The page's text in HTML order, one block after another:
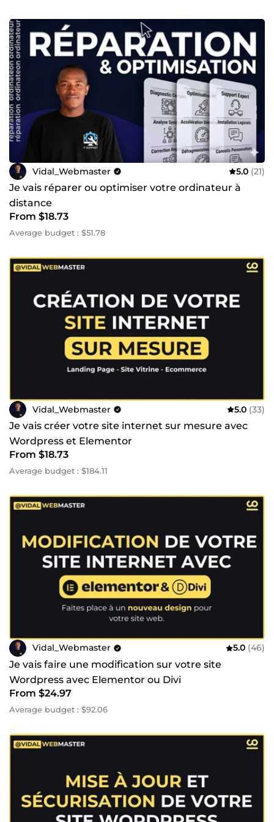
✔️ Shopify
✔️ HTML/CSS/PHP
✔️ Assistance informatique
✔️ Emailing
Si vous avez un nouveau projet à lancer ou des défis à
relever dans votre entreprise, n'hésitez pas à me
contacter, je me ferai un plaisir de vous aider à réussir.
Très ouvert au dialogue, je suis disponible pour répondre
à toutes vos préoccupations. Ma seule motivation est de
vous aider à faire exploser vos ventes ou votre service !🚀
Vidal_Webmaster 5.0 (21)
Je vais réparer ou optimiser votre ordinateur à
distance
From $18.73
Average budget : $51.78
Vidal_Webmaster 5.0 (33)
Je vais créer votre site internet sur mesure avec
Wordpress et Elementor
From $18.73
Average budget : $184.11
Vidal_Webmaster 5.0 (46)
Je vais faire une modification sur votre site
Wordpress avec Elementor ou Divi
From $24.97
Average budget : $92.06